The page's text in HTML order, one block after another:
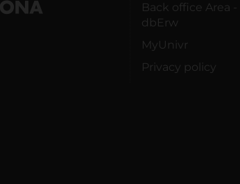
Back office Area -
dbErw
MyUnivr
Privacy policy